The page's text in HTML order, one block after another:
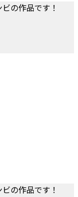
の作品です！
の作品です！